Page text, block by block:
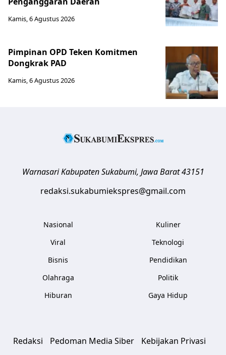
Kamis, 6 Agustus 2026
Pimpinan OPD Teken Komitmen
Dongkrak PAD
Kamis, 6 Agustus 2026
Warnasari Kabupaten Sukabumi, Jawa Barat 43151
redaksi.sukabumiekspres@gmail.com
Nasional
Viral
Bisnis
Olahraga
Hiburan
Kuliner
Teknologi
Pendidikan
Politik
Gaya Hidup
Redaksi Pedoman Media Siber
Kebijakan Privasi